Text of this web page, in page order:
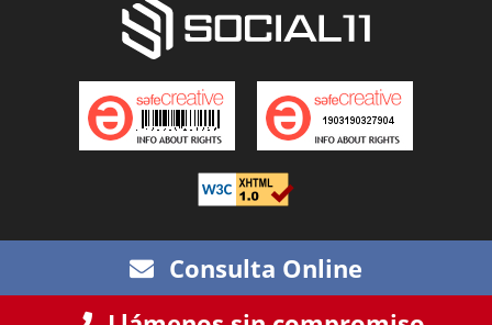
Consulta Online
Murcia ·Aviso legal · LSSI · Política de cookies ·
Política de privacidad| ·Blog